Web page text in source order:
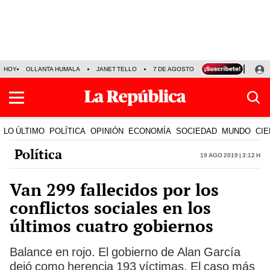
HOY OLLANTA HUMALA JANET TELLO 7 DE AGOSTO TINKA RESULTADOS
LO ÚLTIMO POLÍTICA OPINIÓN ECONOMÍA SOCIEDAD MUNDO
Política 19 Ago 2019 | 3:12 h
Van 299 fallecidos por los
conflictos sociales en los
últimos cuatro gobiernos
Balance en rojo. El gobierno de Alan García
dejó como herencia 193 víctimas. El caso más